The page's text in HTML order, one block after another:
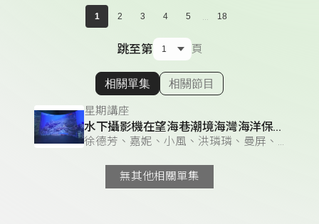
1 2 3 4 5 ... 18
跳至第 頁
顯示相關單集
相關單集 相關節目
星期講座
水下攝影機在望海巷潮境海灣海洋保育區的應用
徐德芳、嘉妮、小風、洪璘璘、曼屏、莊妤萱 & 徐德芳、小風、洪璘璘、曼屏、莊妤萱、雅柏（黃柏諺）
無其他相關單集